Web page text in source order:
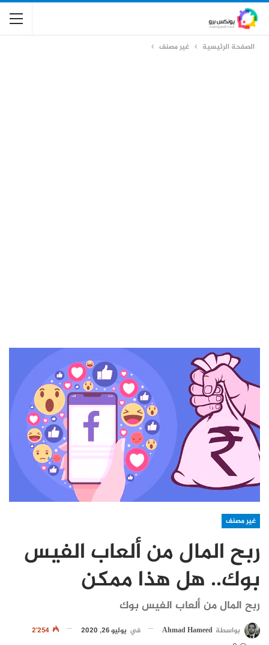
الصفحة الرئيسية غير مصنف
غير مصنف
ربح المال من ألعاب الفيس
بوك.. هل هذا ممكن
ربح المال من ألعاب الفيس بوك
بواسطة Ahmad Hameed في يوليو 26, 2020